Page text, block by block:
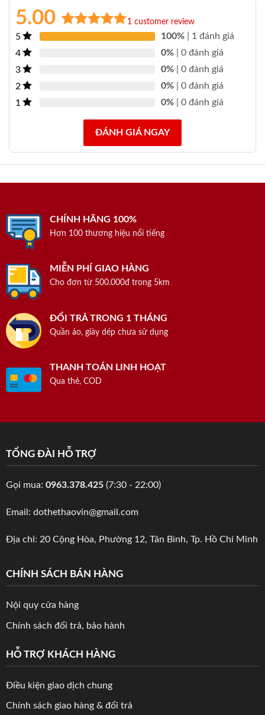
5.00 1 customer review
5 100% | 1 đánh giá
4
0% | 0 đánh giá
3
0% | 0 đánh giá
2
0% | 0 đánh giá
1
0% | 0 đánh giá
ĐÁNH GIÁ NGAY
CHÍNH HÃNG 100%
Hơn 100 thương hiệu nổi tiếng
MIỄN PHÍ GIAO HÀNG
Cho đơn từ 500.000đ trong 5km
ĐỔI TRẢ TRONG 1 THÁNG
Quần áo, giày dép chưa sử dụng
THANH TOÁN LINH HOẠT
Qua thẻ, COD
TỔNG ĐÀI HỖ TRỢ
Gọi mua: 0963.378.425(7:30 - 22:00)
Email: dothethaovin@gmail.com
Địa chỉ: 20 Cộng Hòa, Phường 12, Tân Bình, Tp. Hồ Chí Minh
CHÍNH SÁCH BÁN HÀNG
Nội quy cửa hàng
Chính sách đổi trả, bảo hành
HỖ TRỢ KHÁCH HÀNG
Điều kiện giao dịch chung
Chính sách giao hàng & đổi trả